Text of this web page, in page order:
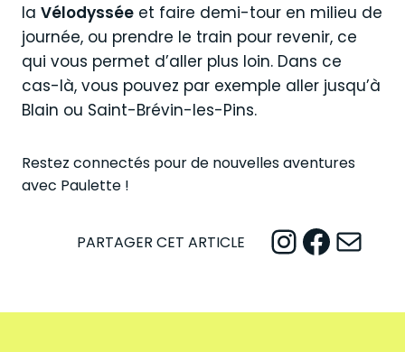
la Vélodyssée et faire demi-tour en milieu de
journée, ou prendre le train pour revenir, ce
qui vous permet d’aller plus loin. Dans ce
cas-là, vous pouvez par exemple aller jusqu’à
Blain ou Saint-Brévin-les-Pins.
Restez connectés pour de nouvelles aventures
avec Paulette !
PARTAGER CET ARTICLE InstagramFacebook Mail